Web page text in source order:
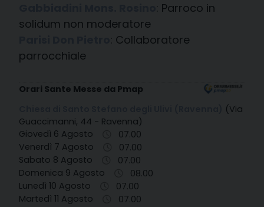
: Parroco in
solidum non moderatore
: Collaboratore
parrocchiale
Orari Sante Messe da Pmap
(Via
Guaccimanni, 44 - Ravenna)
Giovedì 6 Agosto
07.00
Venerdì 7 Agosto
07.00
Sabato 8 Agosto
07.00
Domenica 9 Agosto
08.00
Lunedì 10 Agosto
07.00
Martedì 11 Agosto
07.00